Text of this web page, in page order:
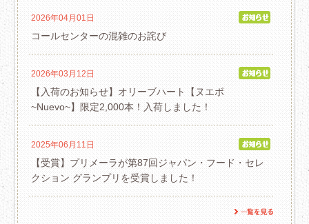
2026年04月01日
コールセンターの混雑のお詫び
2026年03月12日
【入荷のお知らせ】オリーブハート【ヌエボ
~Nuevo~】限定2,000本！入荷しました！
2025年06月11日
【受賞】プリメーラが第87回ジャパン・フード・セレ
クション グランプリを受賞しました！